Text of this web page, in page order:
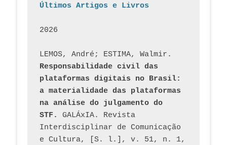
Últimos Artigos e Livros
2026
Responsabilidade civil das
plataformas digitais no Brasil:
a materialidade das plataformas
na análise do julgamento do
STF.
GALÁxIA. Revista
Interdisciplinar de Comunicação
e Cultura, [S. l.], v. 51, n. 1,